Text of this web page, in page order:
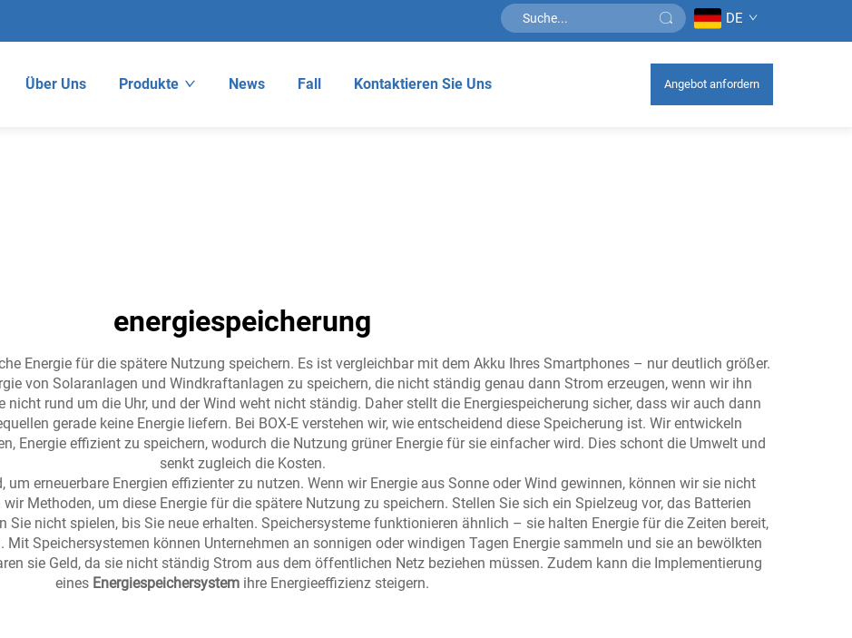
DE
Über Uns Produkte News Fall Kontaktieren Sie Uns Angebot anfordern
energiespeicherung
Energie für die spätere Nutzung speichern. Es ist vergleichbar mit dem Akku Ihres Smartphones – nur deutlich größer.
von Solaranlagen und Windkraftanlagen zu speichern, die nicht ständig genau dann Strom erzeugen, wenn wir ihn
rund um die Uhr, und der Wind weht nicht ständig. Daher stellt die Energiespeicherung sicher, dass wir auch dann
gerade keine Energie liefern. Bei BOX-E verstehen wir, wie entscheidend diese Speicherung ist. Wir entwickeln
Energie effizient zu speichern, wodurch die Nutzung grüner Energie für sie einfacher wird. Dies schont die Umwelt und
senkt zugleich die Kosten.
um erneuerbare Energien effizienter zu nutzen. Wenn wir Energie aus Sonne oder Wind gewinnen, können wir sie nicht
Methoden, um diese Energie für die spätere Nutzung zu speichern. Stellen Sie sich ein Spielzeug vor, das Batterien
Sie nicht spielen, bis Sie neue erhalten. Speichersysteme funktionieren ähnlich – sie halten Energie für die Zeiten bereit,
Speichersystemen können Unternehmen an sonnigen oder windigen Tagen Energie sammeln und sie an bewölkten
sie Geld, da sie nicht ständig Strom aus dem öffentlichen Netz beziehen müssen. Zudem kann die Implementierung
eines Energiespeichersystem ihre Energieeffizienz steigern.